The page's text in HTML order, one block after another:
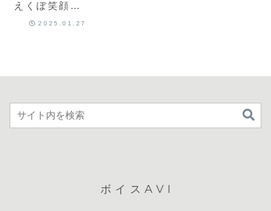
えくぼ笑顔が
【sone00567
2025.01.27
ボイスAVI